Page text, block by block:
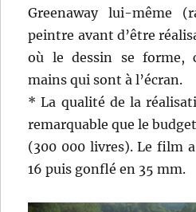
Greenaway lui-même
peintre avant d’être
où le dessin se forme,
mains qui sont à l’écran.
* La qualité de la
remarquable que le
(300 000 livres). Le film
16 puis gonflé en 35 mm.